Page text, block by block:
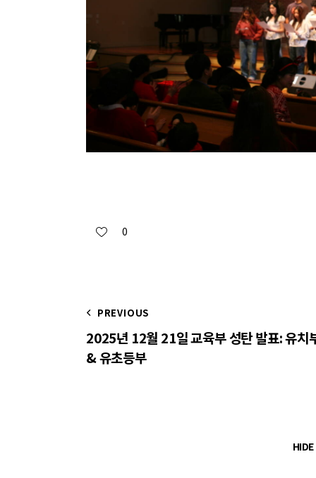
0
PREVIOUS
2025년 12월 21일 교육부 성탄 발표: 유치
& 유초등부